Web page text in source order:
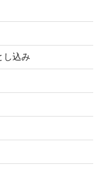
し込み